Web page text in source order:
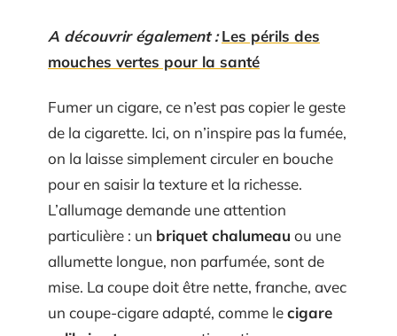
A découvrir également : Les périls des
mouches vertes pour la santé
Fumer un cigare, ce n’est pas copier le geste
de la cigarette. Ici, on n’inspire pas la fumée,
on la laisse simplement circuler en bouche
pour en saisir la texture et la richesse.
L’allumage demande une attention
particulière : un briquet chalumeau ou une
allumette longue, non parfumée, sont de
mise. La coupe doit être nette, franche, avec
un coupe-cigare adapté, comme lecigare